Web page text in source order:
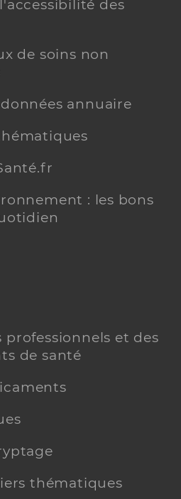
des
de soins non
annuaire
: les bons
professionnels et des
de santé
thématiques